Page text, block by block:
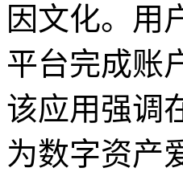
因文化。用
平台完成账
该应用强调
为数字资产